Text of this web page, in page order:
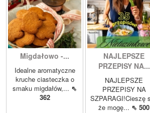
Migdałowo -...
Idealne aromatyczne
kruche ciasteczka o
smaku migdałów,... ⇖
362
NAJLEPSZE
PRZEPISY NA...
NAJLEPSZE
PRZEPISY NA
SZPARAGI!Cieszę
że mogę... ⇖ 500